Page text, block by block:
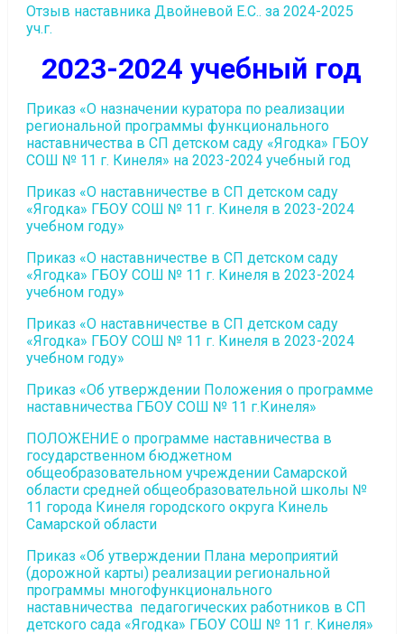
Отзыв наставника Двойневой Е.С.. за 2024-2025
уч.г.
2023-2024 учебный год
Приказ «О назначении куратора по реализации
региональной программы функционального
наставничества в СП детском саду «Ягодка» ГБОУ
СОШ № 11 г. Кинеля» на 2023-2024 учебный год
Приказ «О наставничестве в СП детском саду
«Ягодка» ГБОУ СОШ № 11 г. Кинеля в 2023-2024
учебном году»
Приказ «О наставничестве в СП детском саду
«Ягодка» ГБОУ СОШ № 11 г. Кинеля в 2023-2024
учебном году»
Приказ «О наставничестве в СП детском саду
«Ягодка» ГБОУ СОШ № 11 г. Кинеля в 2023-2024
учебном году»
Приказ «Об утверждении Положения о программе
наставничества ГБОУ СОШ № 11 г.Кинеля»
ПОЛОЖЕНИЕ о программе наставничества в
государственном бюджетном
общеобразовательном учреждении Самарской
области средней общеобразовательной школы №
11 города Кинеля городского округа Кинель
Самарской области
Приказ «Об утверждении Плана мероприятий
(дорожной карты) реализации региональной
программы многофункционального
наставничества педагогических работников в СП
детского сада «Ягодка» ГБОУ СОШ № 11 г. Кинеля»